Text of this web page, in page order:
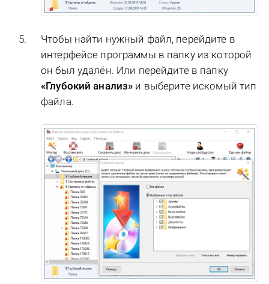
Чтобы найти нужный файл, перейдите в
интерфейсе программы в папку из которой
он был удалён. Или перейдите в папку
«Глубокий анализ» и выберите искомый тип
файла.